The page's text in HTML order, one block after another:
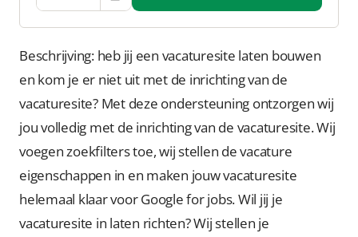
Beschrijving: heb jij een vacaturesite laten bouwen
en kom je er niet uit met de inrichting van de
vacaturesite? Met deze ondersteuning ontzorgen wij
jou volledig met de inrichting van de vacaturesite. Wij
voegen zoekfilters toe, wij stellen de vacature
eigenschappen in en maken jouw vacaturesite
helemaal klaar voor Google for jobs. Wil jij je
vacaturesite in laten richten? Wij stellen je